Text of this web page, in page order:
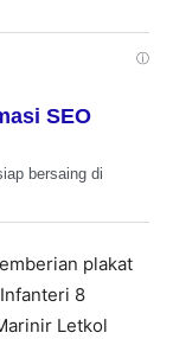
ⓘ
SEO
bersaing di
plakat
8
Letkol